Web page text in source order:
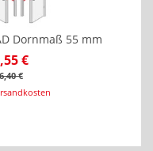
Dornmaß 55 mm
€
€